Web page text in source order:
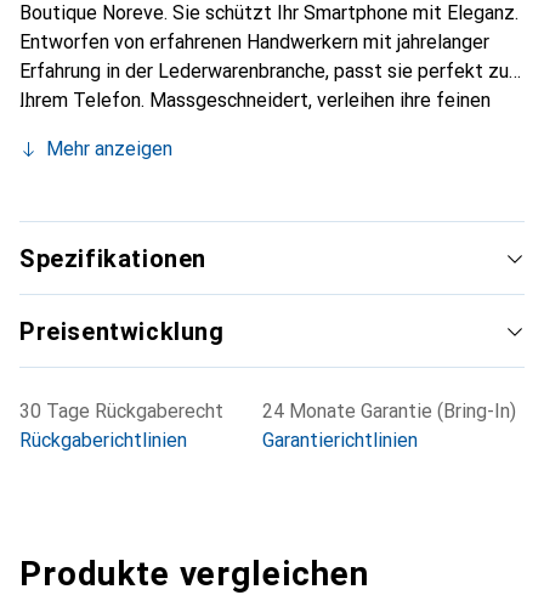
Boutique Noreve. Sie schützt Ihr Smartphone mit Eleganz.
Entworfen von erfahrenen Handwerkern mit jahrelanger
Erfahrung in der Lederwarenbranche, passt sie perfekt zu
Ihrem Telefon. Massgeschneidert, verleihen ihre feinen
und unverzichtbaren Accessoire für Ihr Smartphone.
die Marke Noreve eine zuverlässige Wahl für eine
anspruchsvolle Kundschaft.
Mehr anzeigen
Spezifikationen
Preisentwicklung
30 Tage Rückgaberecht
Rückgaberichtlinien
24 Monate Garantie (Bring-In)
Garantierichtlinien
Produkte vergleichen